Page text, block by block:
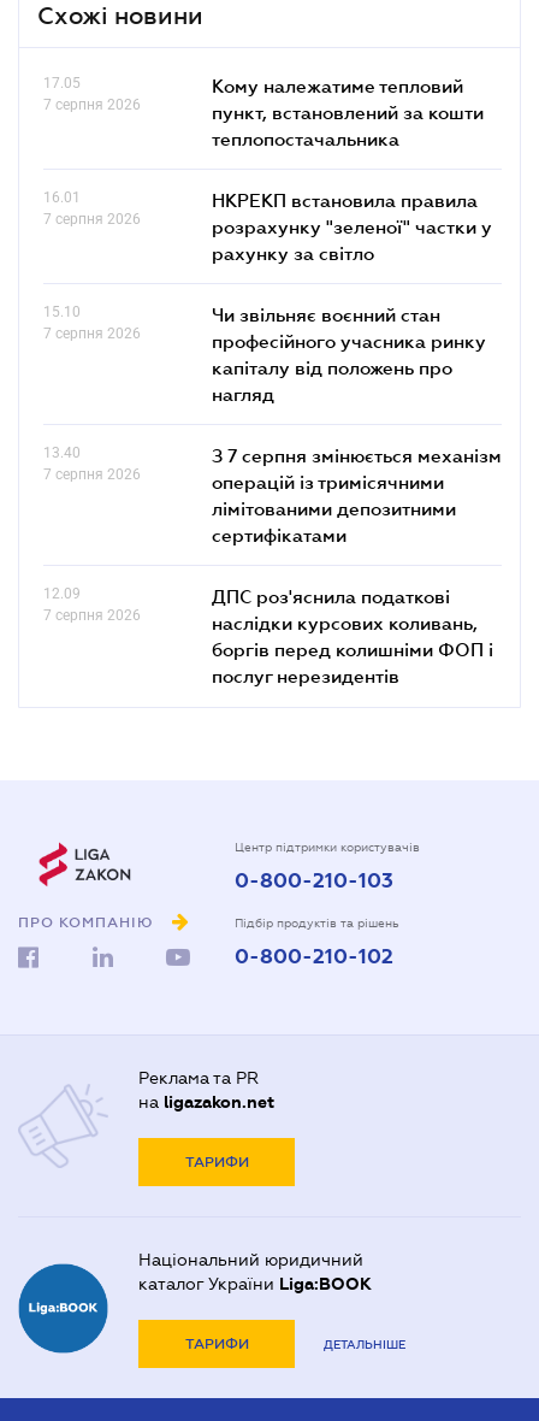
Схожі новини
17.05
7 серпня 2026
Кому належатиме тепловий
пункт, встановлений за кошти
теплопостачальника
16.01
7 серпня 2026
НКРЕКП встановила правила
розрахунку "зеленої" частки у
рахунку за світло
15.10
7 серпня 2026
Чи звільняє воєнний стан
професійного учасника ринку
капіталу від положень про
нагляд
13.40
7 серпня 2026
З 7 серпня змінюється механізм
операцій із тримісячними
лімітованими депозитними
сертифікатами
12.09
7 серпня 2026
ДПС роз'яснила податкові
наслідки курсових коливань,
боргів перед колишніми ФОП і
послуг нерезидентів
ПРО КОМПАНІЮ
Центр підтримки користувачів
0-800-210-103
Підбір продуктів та рішень
0-800-210-102
Реклама та PR
на ligazakon.net
ТАРИФИ
Національний юридичний
каталог України Liga:BOOK
ТАРИФИ ДЕТАЛЬНІШЕ